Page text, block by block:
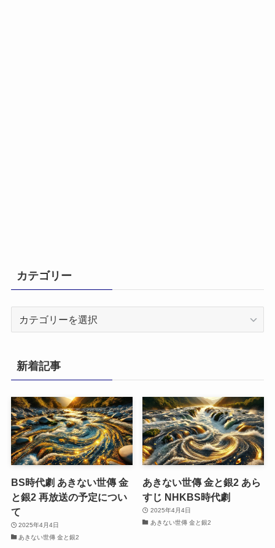
カテゴリー
リ
ー
新着記事
BS時代劇 あきない世傳 金
と銀2 再放送の予定につい
て
2025年4月4日
あきない世傳 金と銀2
あきない世傳 金と銀2 あら
すじ NHKBS時代劇
2025年4月4日
あきない世傳 金と銀2